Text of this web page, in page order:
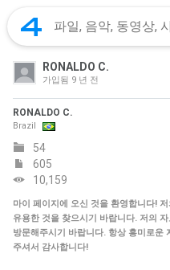
RONALDO C.
가입됨 9 년 전
RONALDO C.
Brazil
54
605
10,159
마이 페이지에 오신 것을 환영합니다!
유용한 것을 찾으시기 바랍니다. 저의
방문해주시기 바랍니다. 항상 흥미로운
주셔서 감사합니다!